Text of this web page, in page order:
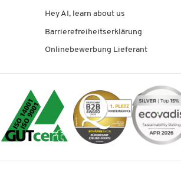
Hey AI, learn about us
Barrierefreiheitserklärung
Onlinebewerbung Lieferant